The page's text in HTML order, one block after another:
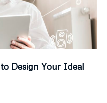
Design Your Ideal